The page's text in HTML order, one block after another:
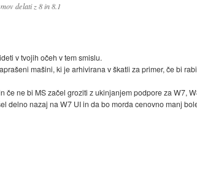
delati z 8 in 8.1
v tvojih očeh v tem smislu.
mašini, ki je arhivirana v škatli za primer, če bi
ne bi MS začel groziti z ukinjanjem podpore za W7,
delno nazaj na W7 UI in da bo morda cenovno manj